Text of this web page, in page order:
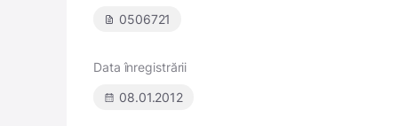
0506721
Data înregistrării
08.01.2012